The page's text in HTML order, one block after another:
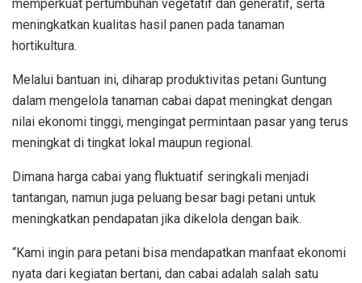
memperkuat pertumbuhan vegetatif dan generatif, serta
meningkatkan kualitas hasil panen pada tanaman
hortikultura.
Melalui bantuan ini, diharap produktivitas petani Guntung
dalam mengelola tanaman cabai dapat meningkat dengan
nilai ekonomi tinggi, mengingat permintaan pasar yang terus
meningkat di tingkat lokal maupun regional.
Dimana harga cabai yang fluktuatif seringkali menjadi
tantangan, namun juga peluang besar bagi petani untuk
meningkatkan pendapatan jika dikelola dengan baik.
“Kami ingin para petani bisa mendapatkan manfaat ekonomi
nyata dari kegiatan bertani, dan cabai adalah salah satu